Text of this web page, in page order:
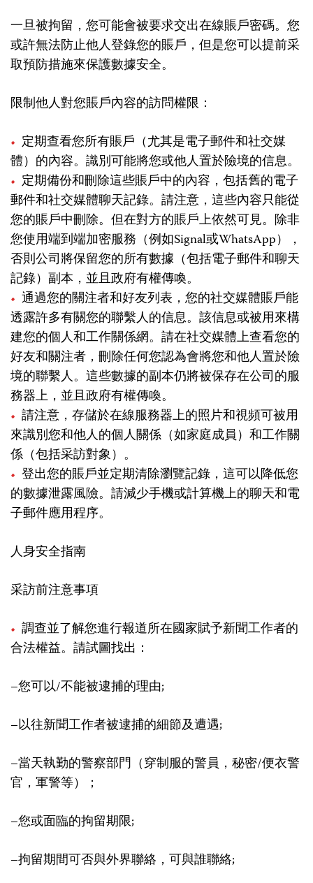
一旦被拘留，您可能會被要求交出在線賬戶密碼。您
或許無法防止他人登錄您的賬戶，但是您可以提前采
取預防措施來保護數據安全。
限制他人對您賬戶內容的訪問權限：
定期查看您所有賬戶（尤其是電子郵件和社交媒
體）的內容。識別可能將您或他人置於險境的信息。
定期備份和刪除這些賬戶中的內容，包括舊的電子
郵件和社交媒體聊天記錄。請注意，這些內容只能從
您的賬戶中刪除。但在對方的賬戶上依然可見。除非
您使用端到端加密服務（例如Signal或WhatsApp），
否則公司將保留您的所有數據（包括電子郵件和聊天
記錄）副本，並且政府有權傳喚。
通過您的關注者和好友列表，您的社交媒體賬戶能
透露許多有關您的聯繫人的信息。該信息或被用來構
建您的個人和工作關係網。請在社交媒體上查看您的
好友和關注者，刪除任何您認為會將您和他人置於險
境的聯繫人。這些數據的副本仍將被保存在公司的服
務器上，並且政府有權傳喚。
請注意，存儲於在線服務器上的照片和視頻可被用
來識別您和他人的個人關係（如家庭成員）和工作關
係（包括采訪對象）。
登出您的賬戶並定期清除瀏覽記錄，這可以降低您
的數據泄露風險。請減少手機或計算機上的聊天和電
子郵件應用程序。
人身安全指南
采訪前注意事項
調查並了解您進行報道所在國家賦予新聞工作者的
合法權益。請試圖找出：
–您可以/不能被逮捕的理由;
–以往新聞工作者被逮捕的細節及遭遇;
–當天執勤的警察部門（穿制服的警員，秘密/便衣警
官，軍警等）；
–您或面臨的拘留期限;
–拘留期間可否與外界聯絡，可與誰聯絡;